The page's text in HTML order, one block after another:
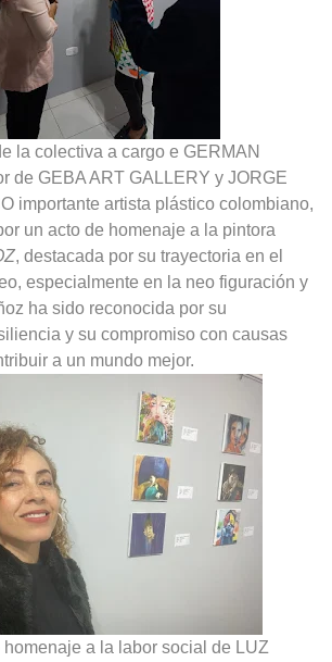
la colectiva a cargo e GERMAN
de GEBA ART GALLERY y JORGE
importante artista plástico colombiano,
un acto de homenaje a la pintora
, destacada por su trayectoria en el
especialmente en la neo figuración y
ha sido reconocida por su
y su compromiso con causas
a un mundo mejor.
a la labor social de LUZ